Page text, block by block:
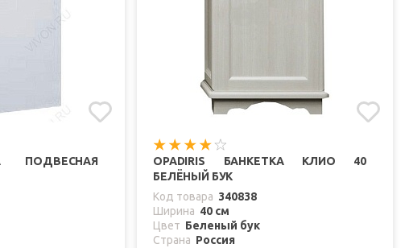
ПОДВЕСНАЯ
OPADIRIS БАНКЕТКА КЛИО 40
БЕЛЁНЫЙ БУК
Код товара 340838
Ширина 40 см
Цвет Беленый бук
Страна Россия